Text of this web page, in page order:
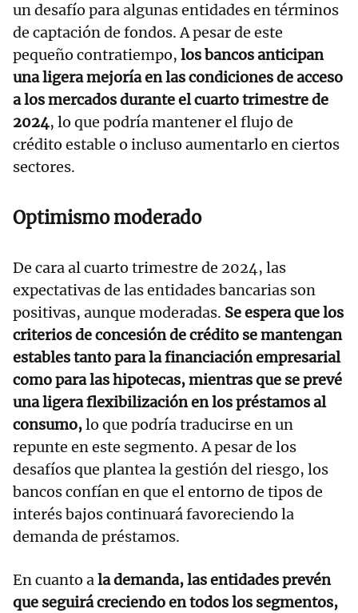
un desafío para algunas entidades en términos
de captación de fondos. A pesar de este
pequeño contratiempo, los bancos anticipan
una ligera mejoría en las condiciones de acceso
a los mercados durante el cuarto trimestre de
2024, lo que podría mantener el flujo de
crédito estable o incluso aumentarlo en ciertos
sectores.
Optimismo moderado
De cara al cuarto trimestre de 2024, las
expectativas de las entidades bancarias son
positivas, aunque moderadas. Se espera que los
criterios de concesión de crédito se mantengan
estables tanto para la financiación empresarial
como para las hipotecas, mientras que se prevé
una ligera flexibilización en los préstamos al
consumo,lo que podría traducirse en un
repunte en este segmento. A pesar de los
desafíos que plantea la gestión del riesgo, los
bancos confían en que el entorno de tipos de
interés bajos continuará favoreciendo la
demanda de préstamos.
En cuanto ala demanda, las entidades prevén
que seguirá creciendo en todos los segmentos,